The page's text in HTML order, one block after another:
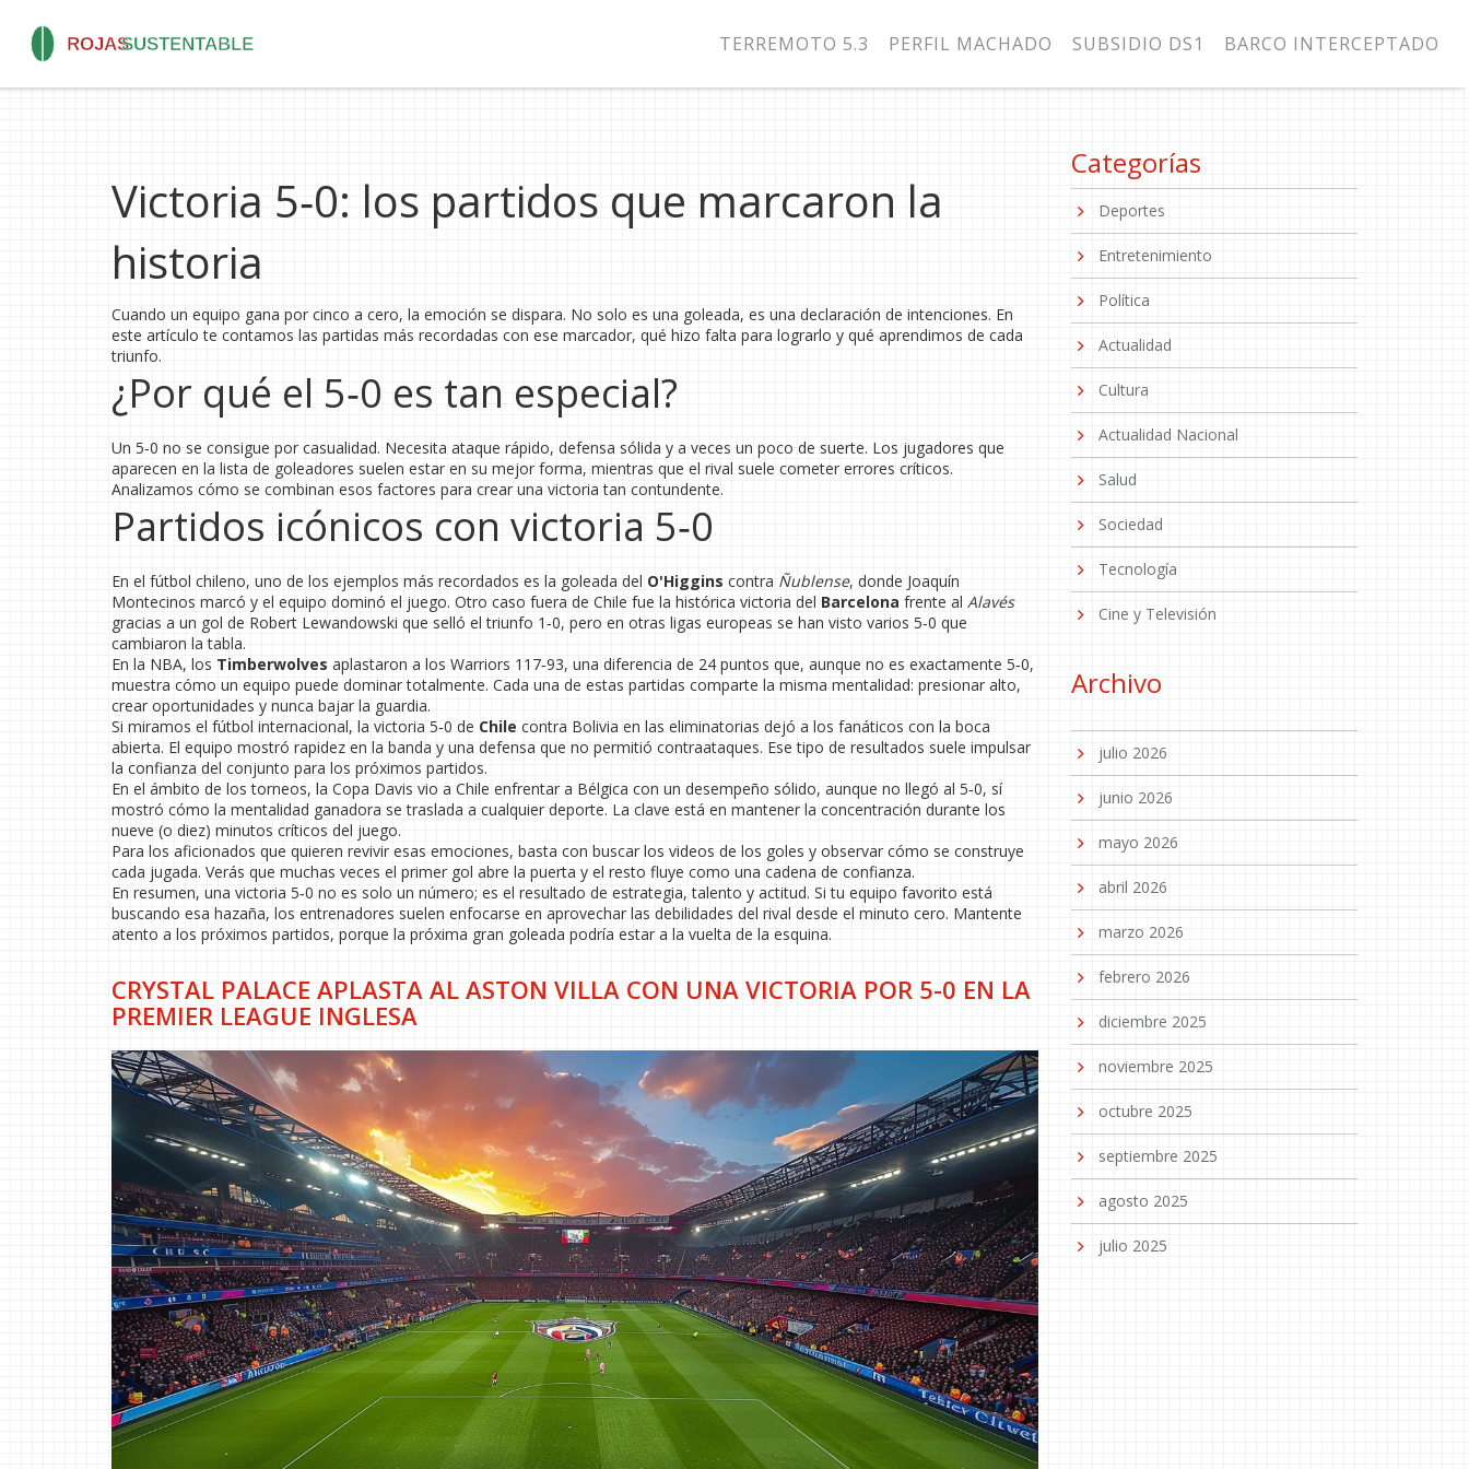
TERREMOTO 5.3 PERFIL MACHADO SUBSIDIO DS1 BARCO INTERCEPTADO
Victoria 5‑0: los partidos que marcaron la
historia
Cuando un equipo gana por cinco a cero, la emoción se dispara. No solo es una goleada, es una declaración de intenciones. En
este artículo te contamos las partidas más recordadas con ese marcador, qué hizo falta para lograrlo y qué aprendimos de cada
triunfo.
¿Por qué el 5‑0 es tan especial?
Un 5‑0 no se consigue por casualidad. Necesita ataque rápido, defensa sólida y a veces un poco de suerte. Los jugadores que
aparecen en la lista de goleadores suelen estar en su mejor forma, mientras que el rival suele cometer errores críticos.
Analizamos cómo se combinan esos factores para crear una victoria tan contundente.
Partidos icónicos con victoria 5‑0
En el fútbol chileno, uno de los ejemplos más recordados es la goleada del O'Higgins contra Ñublense, donde Joaquín
Montecinos marcó y el equipo dominó el juego. Otro caso fuera de Chile fue la histórica victoria del Barcelona frente al Alavés
gracias a un gol de Robert Lewandowski que selló el triunfo 1‑0, pero en otras ligas europeas se han visto varios 5‑0 que
cambiaron la tabla.
En la NBA, los Timberwolves aplastaron a los Warriors 117‑93, una diferencia de 24 puntos que, aunque no es exactamente 5‑0,
muestra cómo un equipo puede dominar totalmente. Cada una de estas partidas comparte la misma mentalidad: presionar alto,
crear oportunidades y nunca bajar la guardia.
Si miramos el fútbol internacional, la victoria 5‑0 de Chile contra Bolivia en las eliminatorias dejó a los fanáticos con la boca
abierta. El equipo mostró rapidez en la banda y una defensa que no permitió contraataques. Ese tipo de resultados suele impulsar
la confianza del conjunto para los próximos partidos.
En el ámbito de los torneos, la Copa Davis vio a Chile enfrentar a Bélgica con un desempeño sólido, aunque no llegó al 5‑0, sí
mostró cómo la mentalidad ganadora se traslada a cualquier deporte. La clave está en mantener la concentración durante los
nueve (o diez) minutos críticos del juego.
Para los aficionados que quieren revivir esas emociones, basta con buscar los videos de los goles y observar cómo se construye
cada jugada. Verás que muchas veces el primer gol abre la puerta y el resto fluye como una cadena de confianza.
En resumen, una victoria 5‑0 no es solo un número; es el resultado de estrategia, talento y actitud. Si tu equipo favorito está
buscando esa hazaña, los entrenadores suelen enfocarse en aprovechar las debilidades del rival desde el minuto cero. Mantente
atento a los próximos partidos, porque la próxima gran goleada podría estar a la vuelta de la esquina.
CRYSTAL PALACE APLASTA AL ASTON VILLA CON UNA VICTORIA POR 5-0 EN LA
PREMIER LEAGUE INGLESA
Categorías
Deportes
Entretenimiento
Política
Actualidad
Cultura
Actualidad Nacional
Salud
Sociedad
Tecnología
Cine y Televisión
Archivo
julio 2026
junio 2026
mayo 2026
abril 2026
marzo 2026
febrero 2026
diciembre 2025
noviembre 2025
octubre 2025
septiembre 2025
agosto 2025
julio 2025